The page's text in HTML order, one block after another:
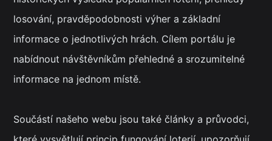
losování, pravděpodobnosti výher a základní
informace o jednotlivých hrách. Cílem portálu je
nabídnout návštěvníkům přehledné a srozumitelné
informace na jednom místě.
Součástí našeho webu jsou také články a průvodci,